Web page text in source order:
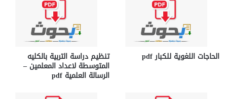
الحاجات اللغوية للكبار pdf تنظيم دراسة التربية بالكليه
المتوسطة لاعداد المعلمين –
الرسالة العلمية pdf